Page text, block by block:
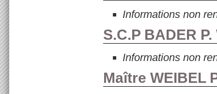
Informations non
S.C.P BADER
Informations non
Maître WEIBEL